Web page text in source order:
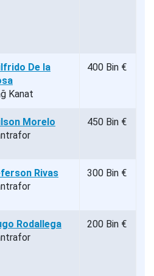
De la
Kanat
400 Bin €
Morelo
450 Bin €
Rivas
300 Bin €
Rodallega
200 Bin €